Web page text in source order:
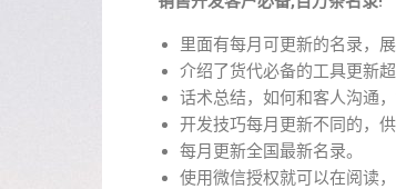
里面有每月可更新的名录，
介绍了货代必备的工具更新
话术总结，如何和客人沟通
开发技巧每月更新不同的，供
每月更新全国最新名录。
使用微信授权就可以在阅读